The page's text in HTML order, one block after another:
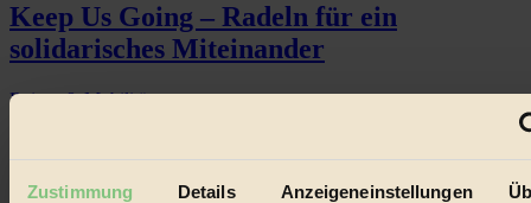
Zustimmung Details Anzeigeneinstellungen
Keep Us Going – Radeln für ein
solidarisches Miteinander
Reisen & Mobilität
Seitennummerierung